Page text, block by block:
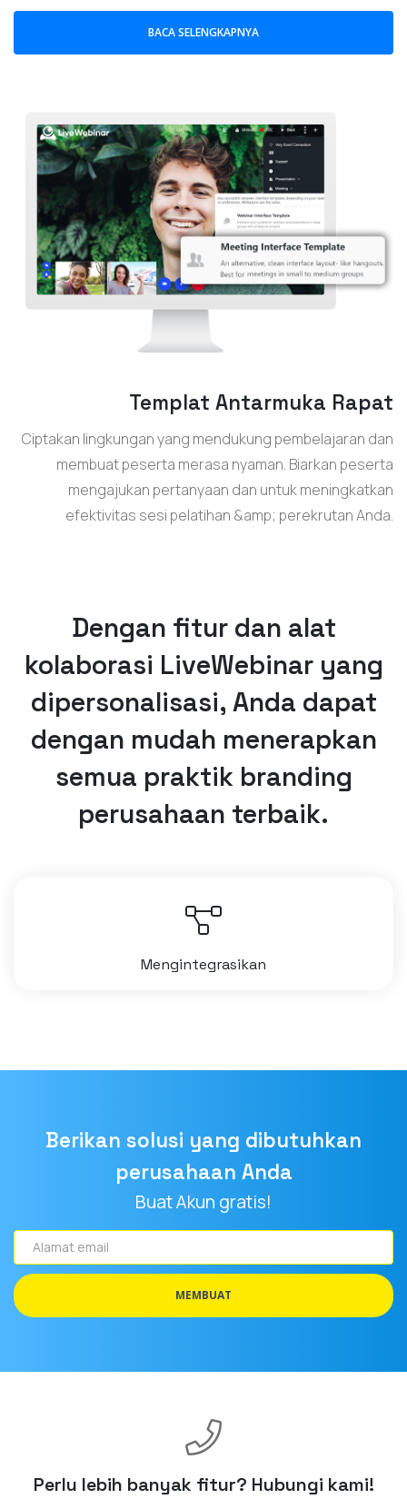
BACA SELENGKAPNYA
Templat Antarmuka Rapat
Ciptakan lingkungan yang mendukung pembelajaran dan
membuat peserta merasa nyaman. Biarkan peserta
mengajukan pertanyaan dan untuk meningkatkan
efektivitas sesi pelatihan &amp; perekrutan Anda.
Dengan fitur dan alat
kolaborasi LiveWebinar yang
dipersonalisasi, Anda dapat
dengan mudah menerapkan
semua praktik branding
perusahaan terbaik.
Mengintegrasikan
Berikan solusi yang dibutuhkan
perusahaan Anda
Buat Akun gratis!
Alamat
email
MEMBUAT
Perlu lebih banyak fitur? Hubungi kami!